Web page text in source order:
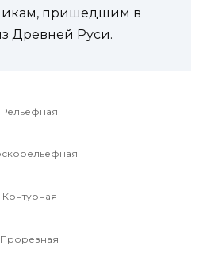
пришедшим в
Древней Руси.
Рельефная
Контурная
Прорезная